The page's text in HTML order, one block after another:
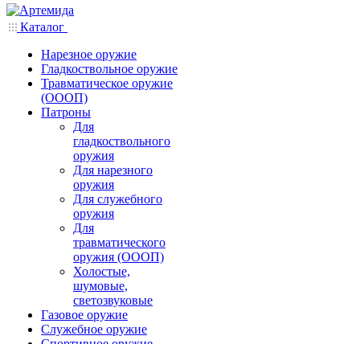
Каталог
Нарезное оружие
Гладкоствольное оружие
Травматическое оружие
(ОООП)
Патроны
Для
гладкоствольного
оружия
Для нарезного
оружия
Для служебного
оружия
Для
травматического
оружия (ОООП)
Холостые,
шумовые,
светозвуковые
Газовое оружие
Служебное оружие